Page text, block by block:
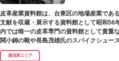
皮革産業資料館は、台東区の地場産業であ
文献を収蔵・展示する資料館として昭和56
内では唯一の皮革専門の資料館として貴重
関小錦の靴や長島茂雄氏のスパイクシュー
奥浅草エリア